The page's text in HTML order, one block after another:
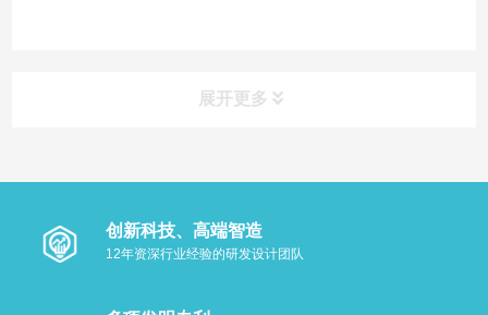
展开更多
创新科技、高端智造
12年资深行业经验的研发设计团队